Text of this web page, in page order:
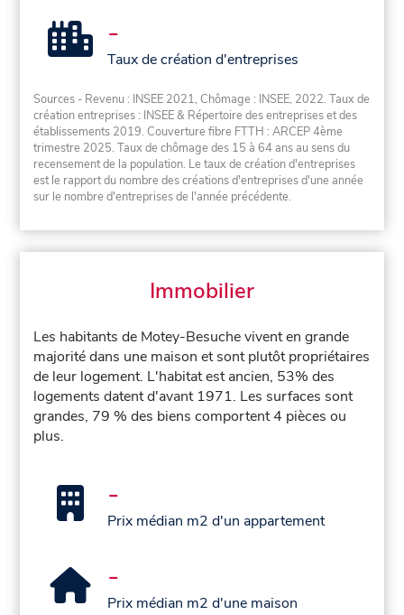
-
Taux de création d'entreprises
Sources - Revenu : INSEE 2021, Chômage : INSEE, 2022. Taux de
création entreprises : INSEE & Répertoire des entreprises et des
établissements 2019. Couverture fibre FTTH : ARCEP 4ème
trimestre 2025. Taux de chômage des 15 à 64 ans au sens du
recensement de la population. Le taux de création d'entreprises
est le rapport du nombre des créations d'entreprises d'une année
sur le nombre d'entreprises de l'année précédente.
Immobilier
Les habitants de Motey-Besuche vivent en grande
majorité dans une maison et sont plutôt propriétaires
de leur logement. L'habitat est ancien, 53% des
logements datent d'avant 1971. Les surfaces sont
grandes, 79 % des biens comportent 4 pièces ou
plus.
-
Prix médian m2 d'un appartement
-
Prix médian m2 d'une maison